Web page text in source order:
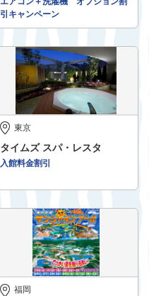
引キャンペーン
東京
タイムズ スパ・レスタ
入館料金割引
福岡